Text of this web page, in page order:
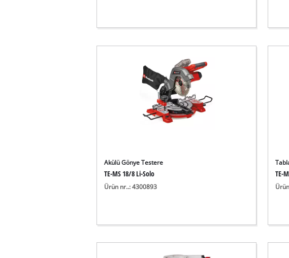
Akülü Gönye Testere
TE-MS 18/8 Li-Solo
Ürün nr..: 4300893
TE-